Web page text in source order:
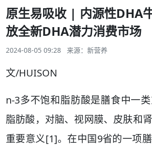
原生易吸收 | 内源性DHA
放全新DHA潜力消费市场
2024-08-05 09:28 来源： 新营养
文/HUISON
n-3多不饱和脂肪酸是膳食中一
脂肪酸，对脑、视网膜、皮肤和
重要意义[1]。在中国9省的一项膳